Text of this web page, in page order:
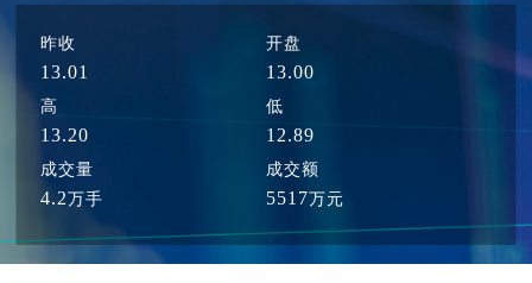
昨收
13.01
开盘
13.00
高
13.20
低
12.89
成交量
4.2万手
成交额
5517万元